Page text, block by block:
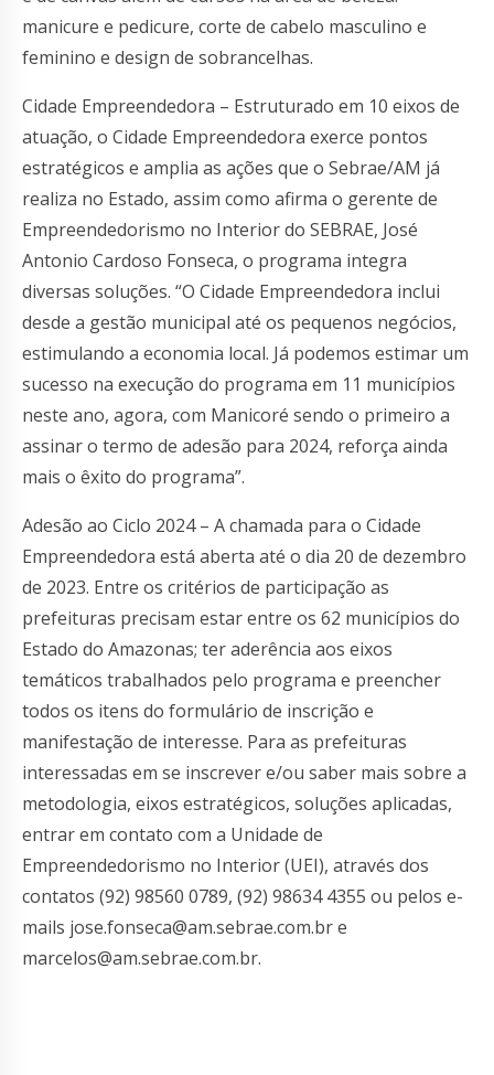
manicure e pedicure, corte de cabelo masculino e
feminino e design de sobrancelhas.
Cidade Empreendedora – Estruturado em 10 eixos de
atuação, o Cidade Empreendedora exerce pontos
estratégicos e amplia as ações que o Sebrae/AM já
realiza no Estado, assim como afirma o gerente de
Empreendedorismo no Interior do SEBRAE, José
Antonio Cardoso Fonseca, o programa integra
diversas soluções. “O Cidade Empreendedora inclui
desde a gestão municipal até os pequenos negócios,
estimulando a economia local. Já podemos estimar um
sucesso na execução do programa em 11 municípios
neste ano, agora, com Manicoré sendo o primeiro a
assinar o termo de adesão para 2024, reforça ainda
mais o êxito do programa”.
Adesão ao Ciclo 2024 – A chamada para o Cidade
Empreendedora está aberta até o dia 20 de dezembro
de 2023. Entre os critérios de participação as
prefeituras precisam estar entre os 62 municípios do
Estado do Amazonas; ter aderência aos eixos
temáticos trabalhados pelo programa e preencher
todos os itens do formulário de inscrição e
manifestação de interesse. Para as prefeituras
interessadas em se inscrever e/ou saber mais sobre a
metodologia, eixos estratégicos, soluções aplicadas,
entrar em contato com a Unidade de
Empreendedorismo no Interior (UEI), através dos
contatos (92) 98560 0789, (92) 98634 4355 ou pelos e-
mails jose.fonseca@am.sebrae.com.bre
marcelos@am.sebrae.com.br.